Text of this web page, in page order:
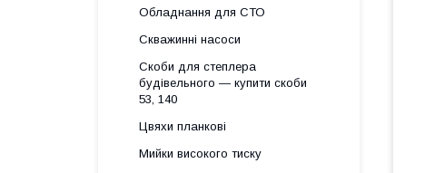
Обладнання для СТО
Скважинні насоси
Скоби для степлера
будівельного — купити скоби
53, 140
Цвяхи планкові
Мийки високого тиску